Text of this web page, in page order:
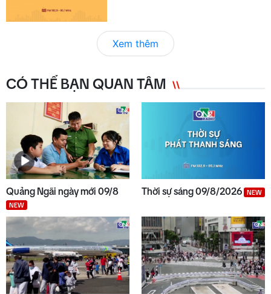
Xem thêm
CÓ THỂ BẠN QUAN TÂM
Quảng Ngãi ngày mới 09/8
NEW
Thời sự sáng 09/8/2026 NEW